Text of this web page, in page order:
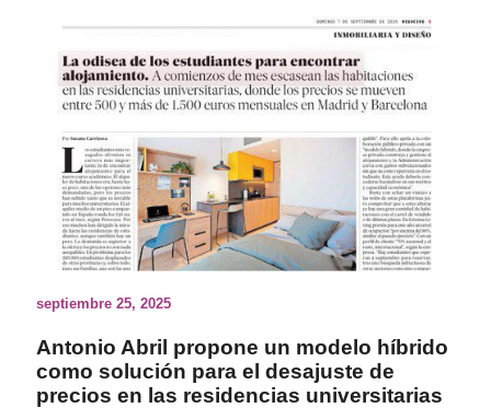
septiembre 25, 2025
Antonio Abril propone un modelo híbrido
como solución para el desajuste de
precios en las residencias universitarias